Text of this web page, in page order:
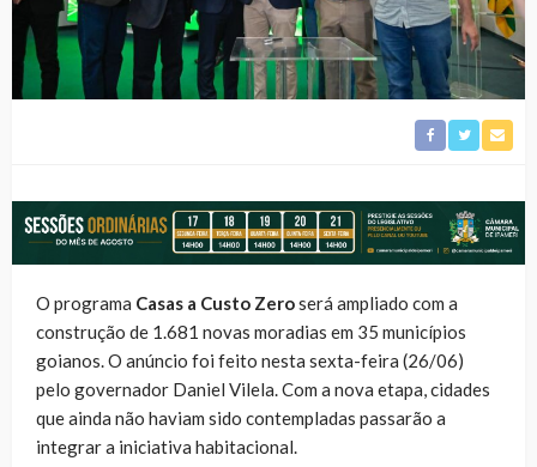
O programa Casas a Custo Zeroserá ampliado com a
construção de 1.681 novas moradias em 35 municípios
goianos. O anúncio foi feito nesta sexta-feira (26/06)
pelo governador Daniel Vilela. Com a nova etapa, cidades
que ainda não haviam sido contempladas passarão a
integrar a iniciativa habitacional.